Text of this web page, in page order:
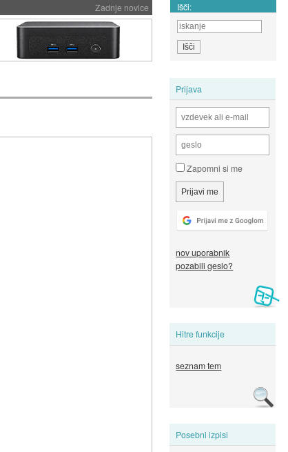
Zadnje novice Išči:
Prijava
Zapomni si me
nov uporabnik
pozabili geslo?
Hitre funkcije
seznam tem
Posebni izpisi